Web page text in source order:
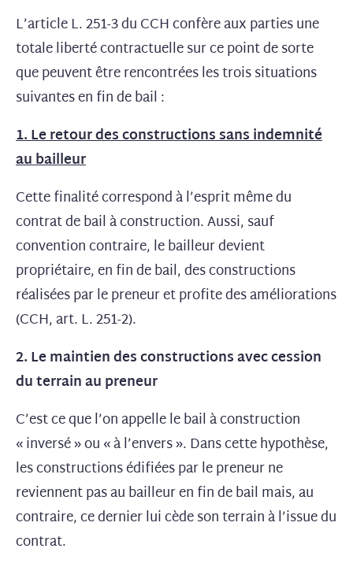
L’article L. 251-3 du CCH confère aux parties une
totale liberté contractuelle sur ce point de sorte
que peuvent être rencontrées les trois situations
suivantes en fin de bail :
1. Le retour des constructions sans indemnité
au bailleur
Cette finalité correspond à l’esprit même du
contrat de bail à construction. Aussi, sauf
convention contraire, le bailleur devient
propriétaire, en fin de bail, des constructions
réalisées par le preneur et profite des améliorations
(CCH, art. L. 251-2).
2. Le maintien des constructions avec cession
du terrain au preneur
C’est ce que l’on appelle le bail à construction
« inversé » ou « à l’envers ». Dans cette hypothèse,
les constructions édifiées par le preneur ne
reviennent pas au bailleur en fin de bail mais, au
contraire, ce dernier lui cède son terrain à l’issue du
contrat.